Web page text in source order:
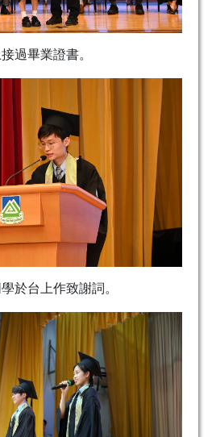
過畢業證書。
於台上作致謝詞。